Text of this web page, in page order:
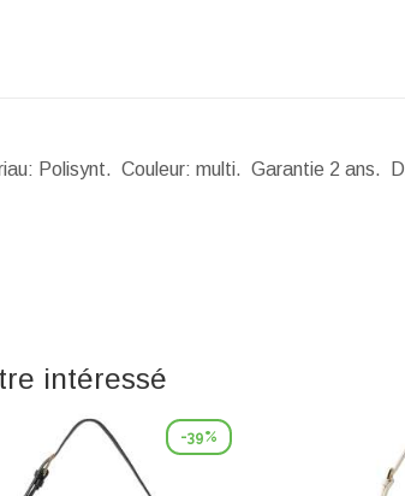
Polisynt. Couleur: multi. Garantie 2 ans.
intéressé
-39%